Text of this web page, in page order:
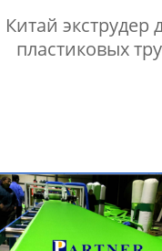
Китай экструдер
пластиковых